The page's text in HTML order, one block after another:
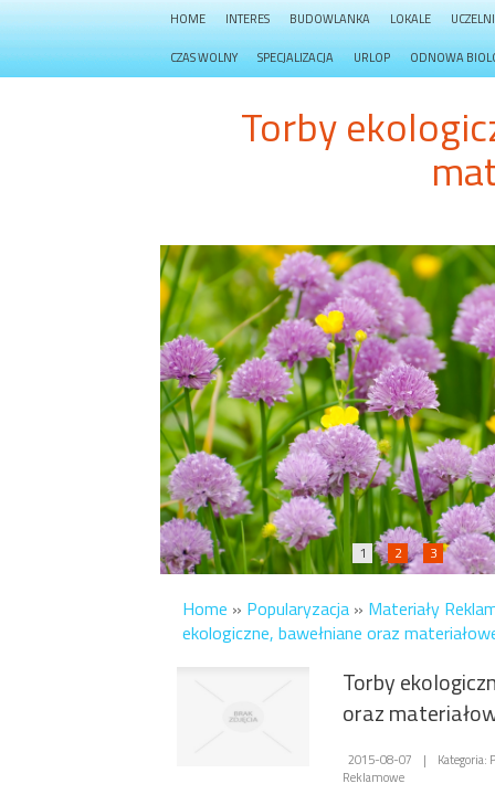
HOME INTERES BUDOWLANKA LOKALE
CZAS WOLNY SPECJALIZACJA URLOP ODNOWA
Torby
1 2 3
Home » Popularyzacja » Materiały
ekologiczne, bawełniane oraz
Torby
oraz
2015-08-07 |
Kategoria:
Reklamowe